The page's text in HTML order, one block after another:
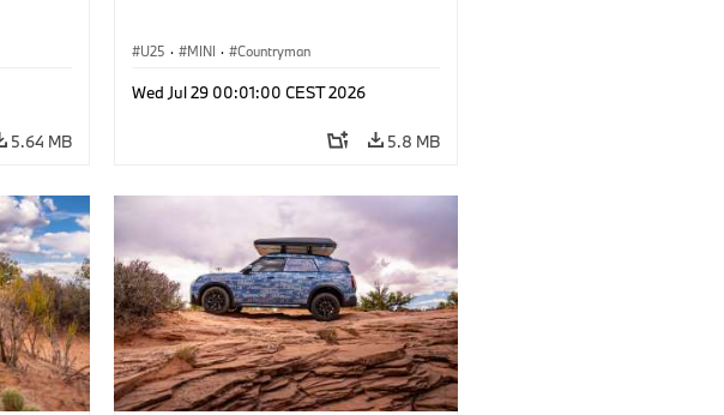
5.64 MB
U25 · MINI · Countryman
Wed Jul 29 00:01:00 CEST 2026
5.8 MB